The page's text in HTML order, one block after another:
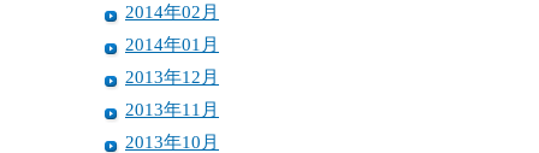
2014年02月
2014年01月
2013年12月
2013年11月
2013年10月